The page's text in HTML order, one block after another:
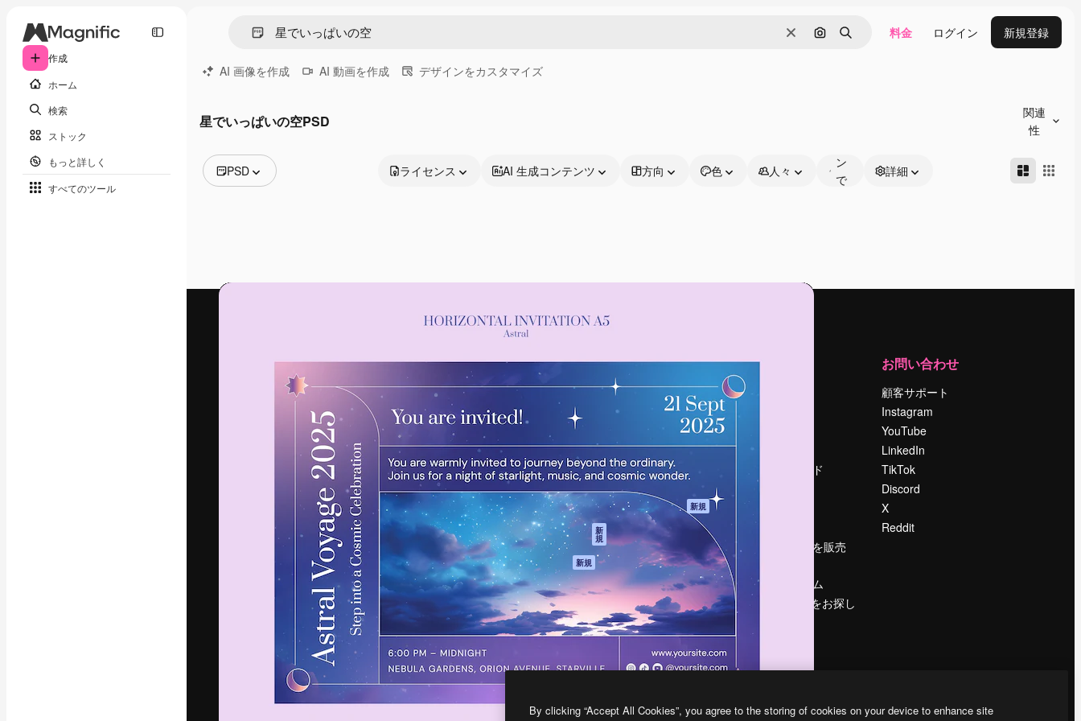
作成
ホーム
検索
ストック
もっと詳しく
すべてのツール
消去 画像で検索
検索 料金 ログイン 新規登録
AI 画像を作成 AI 動画を作成 デザインをカスタマイズ
星でいっぱいの空PSD
関連
性
PSD
動画
ライセンス AI 生成コンテンツ 方向 色 人々
ン
で
詳細
最高のクリエイティブ制作を導くためのプラ
ットフォーム。クリエイター、企業、代理
店、スタジオを含む100万人以上が利用して
います。
日本語
製品
Spaces
AI アシスタント
AI 画像生成ツール
AI 動画生成ツール
AI 音声合成ツール
ストックコンテン
ツ
Claude/ChatGPT
向けMCP
新
規
エージェント 新規
API
モバイルアプリ
すべてのMagnificツ
ール
はじめに
Academy
ドキュメント
利用規約
プライバシーポリ
シー
オリジナル 新規
クッキーポリシー
トラストセンター
アフィリエイト
法人向け
運営
検索トレンド
コンテンツを販売
プレスルーム
magnific.aiをお探し
お問い合わせ
顧客サポート
Instagram
YouTube
LinkedIn
TikTok
Discord
X
Reddit
Copyright © 2010-2026Freepik Company S.L.U.無断複写・転載を禁じます
By clicking “Accept All Cookies”, you agree to the storing of cookies on your device to enhance site